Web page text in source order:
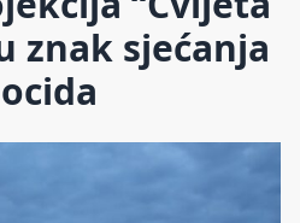
znak sjećanja